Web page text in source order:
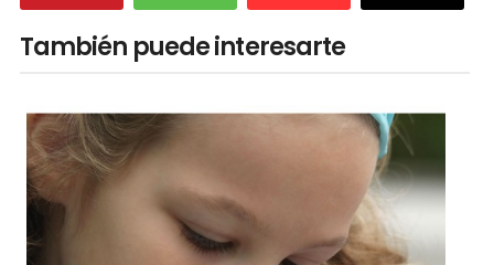
También puede interesarte